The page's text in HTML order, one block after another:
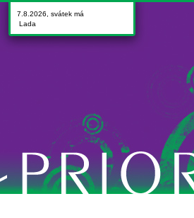
7.8.2026, svátek má
Lada